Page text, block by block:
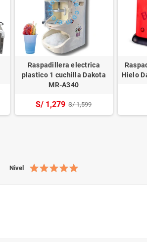
Raspadillera electrica
plastico 1 cuchilla Dakota
MR-A340
S/ 1,279 S/ 1,599
Hielo
Nivel